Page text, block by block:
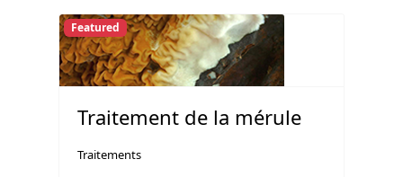
Featured
Traitement de la mérule
Traitements